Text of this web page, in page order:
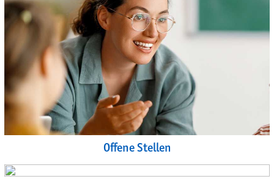
Offene Stellen